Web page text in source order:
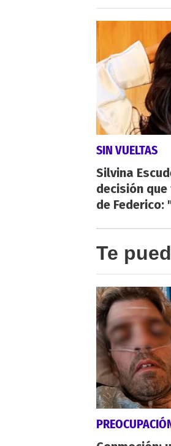
SIN VUELTAS
Silvina
decisión
de Federico:
Te